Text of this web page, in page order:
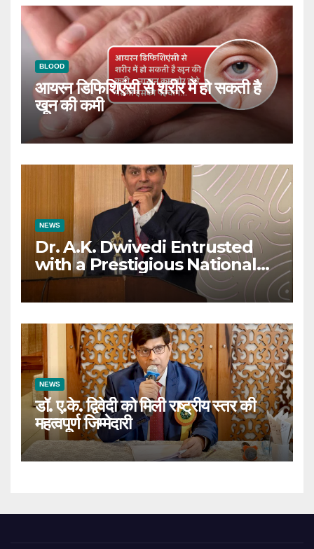
BLOOD
आयरन डिफिशिएंसी से शरीर में हो सकती है
खून की कमी
NEWS
Dr. A.K. Dwivedi Entrusted
with a Prestigious National
Responsibility
NEWS
डॉ. ए.के. द्विवेदी को मिली राष्ट्रीय स्तर की
महत्वपूर्ण जिम्मेदारी